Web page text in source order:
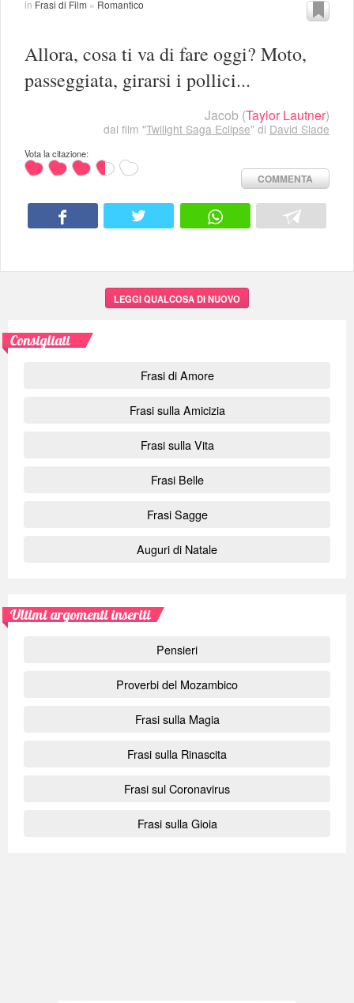
in Frasi di Film » Romantico
Allora, cosa ti va di fare oggi? Moto,
passeggiata, girarsi i pollici...
Jacob (Taylor Lautner)
dal film "Twilight Saga Eclipse" di David Slade
Vota la citazione:
COMMENTA
LEGGI QUALCOSA DI NUOVO
Consigliati
Frasi di Amore
Frasi sulla Amicizia
Frasi sulla Vita
Frasi Belle
Frasi Sagge
Auguri di Natale
Ultimi argomenti inseriti
Pensieri
Proverbi del Mozambico
Frasi sulla Magia
Frasi sulla Rinascita
Frasi sul Coronavirus
Frasi sulla Gioia